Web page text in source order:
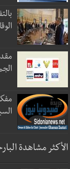
الأكثر مشاهدة